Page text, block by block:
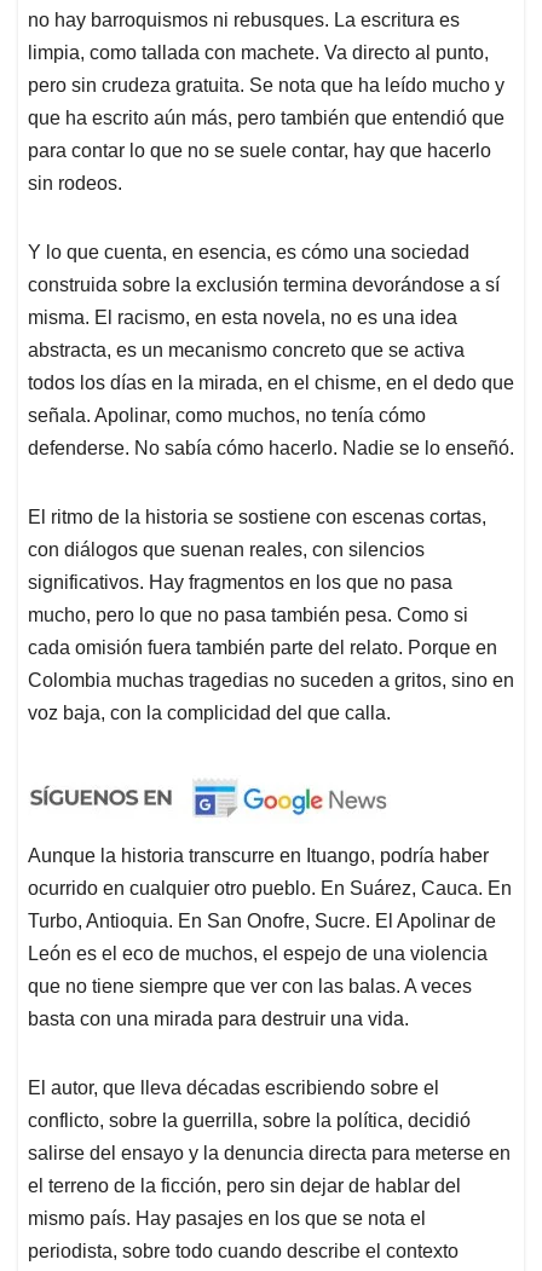
no hay barroquismos ni rebusques. La escritura es
limpia, como tallada con machete. Va directo al punto,
pero sin crudeza gratuita. Se nota que ha leído mucho y
que ha escrito aún más, pero también que entendió que
para contar lo que no se suele contar, hay que hacerlo
sin rodeos.
Y lo que cuenta, en esencia, es cómo una sociedad
construida sobre la exclusión termina devorándose a sí
misma. El racismo, en esta novela, no es una idea
abstracta, es un mecanismo concreto que se activa
todos los días en la mirada, en el chisme, en el dedo que
señala. Apolinar, como muchos, no tenía cómo
defenderse. No sabía cómo hacerlo. Nadie se lo enseñó.
El ritmo de la historia se sostiene con escenas cortas,
con diálogos que suenan reales, con silencios
significativos. Hay fragmentos en los que no pasa
mucho, pero lo que no pasa también pesa. Como si
cada omisión fuera también parte del relato. Porque en
Colombia muchas tragedias no suceden a gritos, sino en
voz baja, con la complicidad del que calla.
Aunque la historia transcurre en Ituango, podría haber
ocurrido en cualquier otro pueblo. En Suárez, Cauca. En
Turbo, Antioquia. En San Onofre, Sucre. El Apolinar de
León es el eco de muchos, el espejo de una violencia
que no tiene siempre que ver con las balas. A veces
basta con una mirada para destruir una vida.
El autor, que lleva décadas escribiendo sobre el
conflicto, sobre la guerrilla, sobre la política, decidió
salirse del ensayo y la denuncia directa para meterse en
el terreno de la ficción, pero sin dejar de hablar del
mismo país. Hay pasajes en los que se nota el
periodista, sobre todo cuando describe el contexto